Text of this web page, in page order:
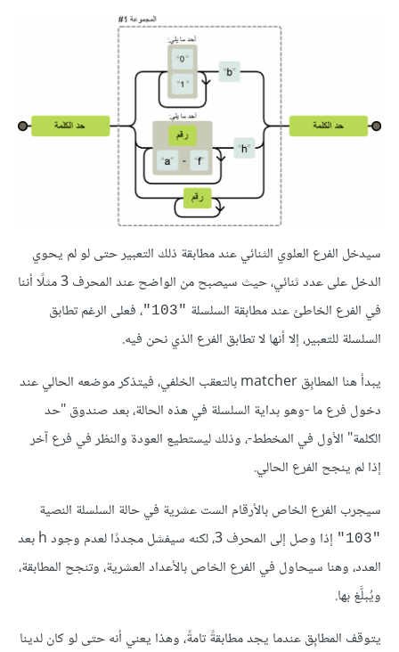
سيدخل الفرع العلوي الثنائي عند مطابقة ذلك التعبير حتى لو لم يحوي
الدخل على عدد ثنائي، حيث سيصبح من الواضح عند المحرف 3 مثلًا أننا
في الفرع الخاطئ عند مطابقة السلسلة "103"
، فعلى الرغم تطابق
السلسلة للتعبير، إلا أنها لا تطابق الفرع الذي نحن فيه.
يبدأ هنا المطابِق matcher بالتعقب الخلفي، فيتذكر موضعه الحالي عند
دخول فرع ما -وهو بداية السلسلة في هذه الحالة، بعد صندوق "حد
الكلمة" الأول في المخطط-، وذلك ليستطيع العودة والنظر في فرع آخر
إذا لم ينجح الفرع الحالي.
سيجرب الفرع الخاص بالأرقام الست عشرية في حالة السلسلة النصية
"103"
إذا وصل إلى المحرف 3، لكنه سيفشل مجددًا لعدم وجود h بعد
العدد، وهنا سيحاول في الفرع الخاص بالأعداد العشرية، وتنجح المطابقة،
ويُبلَّغ بها.
يتوقف المطابِق عندما يجد مطابقةً تامةً، وهذا يعني أنه حتى لو كان لدينا